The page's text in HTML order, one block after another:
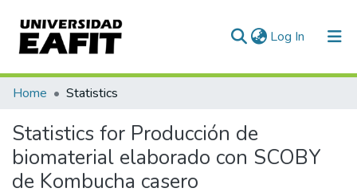
Log In (current)
Communities & Collections
All of DSpace
Home Statistics
Statistics for Producción de
biomaterial elaborado con SCOBY
de Kombucha casero